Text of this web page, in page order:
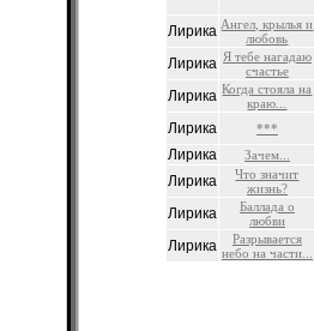
Лирика Ангел, крылья и
любовь
Лирика Я тебе нагадаю
счастье
Лирика Когда стояла на
краю...
Лирика ***
Лирика Зачем...
Лирика
Что значит
жизнь?
Лирика
Баллада о
любви
Лирика
Разрывается
небо на части...